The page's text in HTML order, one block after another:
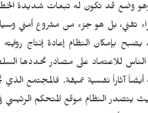
وهو وضع قد تكون له تبعات شديدة
تقني، بل هو جزء من مشروع أمني
يصبح بإمكان النظام إعادة إنتاج
الناس للاعتماد على مصادر تحددها
أيضاً آثاراً نفسية عميقة. فالمجتمع
يتصدر النظام موقع المتحكم